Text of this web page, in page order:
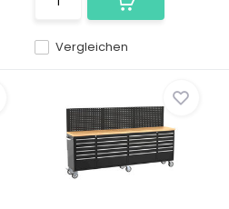
Vergleichen